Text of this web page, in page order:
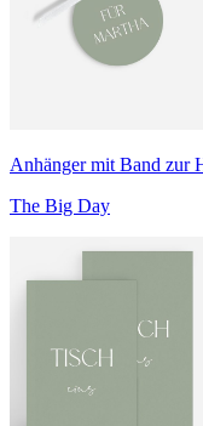
Anhänger mit Band zur
The Big Day